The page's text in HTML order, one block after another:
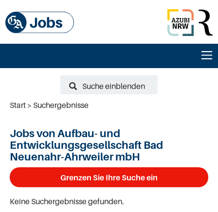
Suche einblenden
Start
Suchergebnisse
Jobs von Aufbau- und
Entwicklungsgesellschaft Bad
Neuenahr-Ahrweiler mbH
Grenzen Sie Ihre Suche ein
Keine Suchergebnisse gefunden.